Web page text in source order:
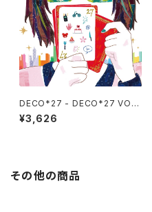
DECO*27 - DECO*27 VOC
ALOID COLLECTION 200
8〜2012
¥3,626
その他の商品